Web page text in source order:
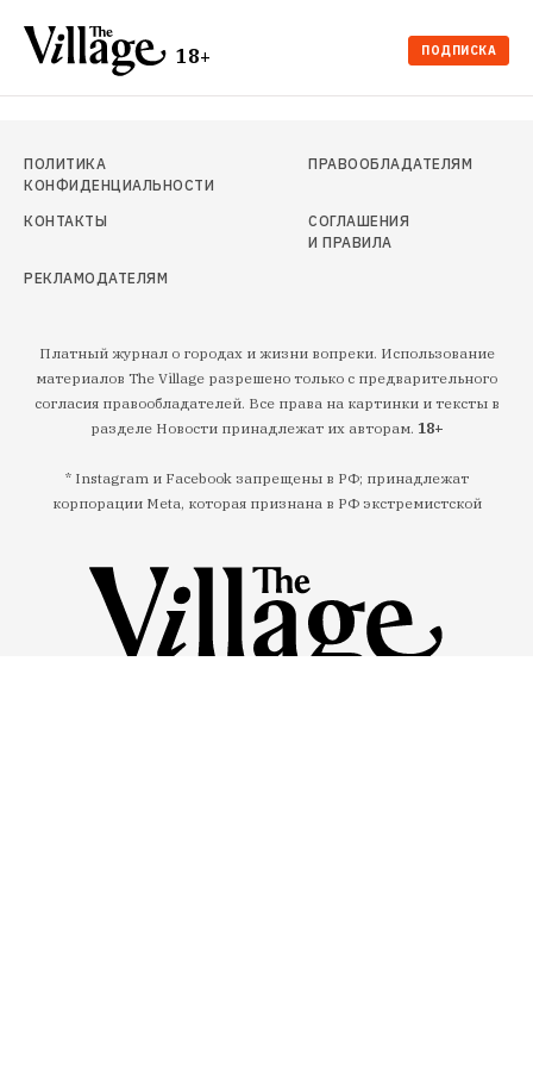
18+ ПОДПИСКА
ПОЛИТИКА
КОНФИДЕНЦИАЛЬНОСТИ
ПРАВООБЛАДАТЕЛЯМ
КОНТАКТЫ
СОГЛАШЕНИЯ
И ПРАВИЛА
РЕКЛАМОДАТЕЛЯМ
Платный журнал о городах и жизни вопреки. Использование
материалов The Village разрешено только с предварительного
согласия правообладателей. Все права на картинки и тексты в
разделе Новости принадлежат их авторам. 18+
* Instagram и Facebook запрещены в РФ; принадлежат
корпорации Meta, которая признана в РФ экстремистской